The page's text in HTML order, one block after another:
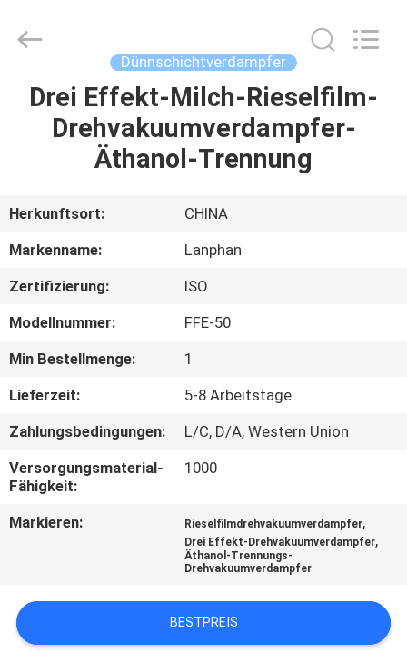
HAUS
PRODUKTE
VIDEOS
UNS
FABRIK-
AUSFLUG
QUALITÄTSKONTROLLE
SIE
UNS
IN
Co.,Ltd.
Dünnschichtverdampfer
Drei Effekt-Milch-Rieselfilm-
Drehvakuumverdampfer-
Äthanol-Trennung
Herkunftsort:
CHINA
Markenname:
Lanphan
Zertifizierung:
ISO
Modellnummer:
FFE-50
Min Bestellmenge:
1
Lieferzeit:
5-8 Arbeitstage
Zahlungsbedingungen:
L/C, D/A, Western Union
Versorgungsmaterial-
Fähigkeit:
1000
Markieren: Rieselfilmdrehvakuumverdampfer,
Drei Effekt-Drehvakuumverdampfer,
Äthanol-Trennungs-
Drehvakuumverdampfer
BESTPREIS